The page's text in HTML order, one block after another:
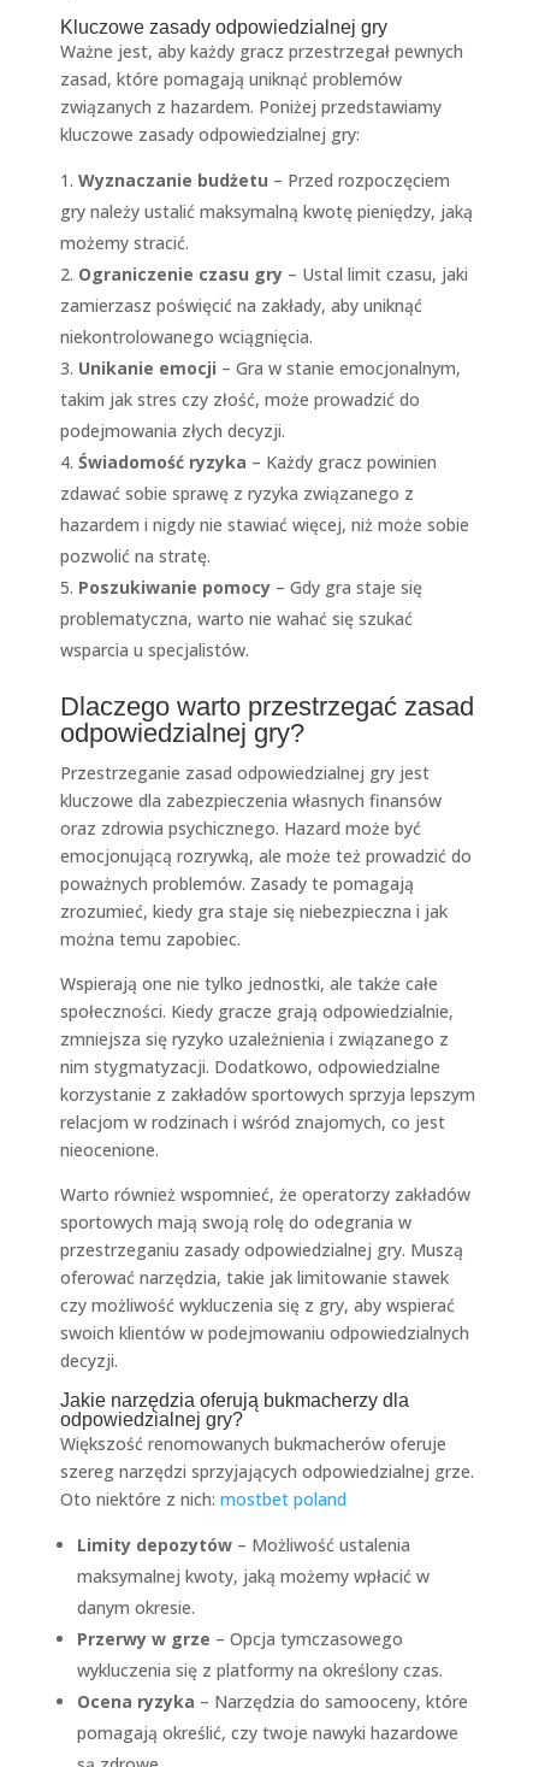
Kluczowe zasady odpowiedzialnej gry
Ważne jest, aby każdy gracz przestrzegał pewnych
zasad, które pomagają uniknąć problemów
związanych z hazardem. Poniżej przedstawiamy
kluczowe zasady odpowiedzialnej gry:
Wyznaczanie budżetu – Przed rozpoczęciem
gry należy ustalić maksymalną kwotę pieniędzy, jaką
możemy stracić.
Ograniczenie czasu gry– Ustal limit czasu, jaki
zamierzasz poświęcić na zakłady, aby uniknąć
niekontrolowanego wciągnięcia.
Unikanie emocji – Gra w stanie emocjonalnym,
takim jak stres czy złość, może prowadzić do
podejmowania złych decyzji.
Świadomość ryzyka – Każdy gracz powinien
zdawać sobie sprawę z ryzyka związanego z
hazardem i nigdy nie stawiać więcej, niż może sobie
pozwolić na stratę.
Poszukiwanie pomocy– Gdy gra staje się
problematyczna, warto nie wahać się szukać
wsparcia u specjalistów.
Dlaczego warto przestrzegać zasad
odpowiedzialnej gry?
Przestrzeganie zasad odpowiedzialnej gry jest
kluczowe dla zabezpieczenia własnych finansów
oraz zdrowia psychicznego. Hazard może być
emocjonującą rozrywką, ale może też prowadzić do
poważnych problemów. Zasady te pomagają
zrozumieć, kiedy gra staje się niebezpieczna i jak
można temu zapobiec.
Wspierają one nie tylko jednostki, ale także całe
społeczności. Kiedy gracze grają odpowiedzialnie,
zmniejsza się ryzyko uzależnienia i związanego z
nim stygmatyzacji. Dodatkowo, odpowiedzialne
korzystanie z zakładów sportowych sprzyja lepszym
relacjom w rodzinach i wśród znajomych, co jest
nieocenione.
Warto również wspomnieć, że operatorzy zakładów
sportowych mają swoją rolę do odegrania w
przestrzeganiu zasady odpowiedzialnej gry. Muszą
oferować narzędzia, takie jak limitowanie stawek
czy możliwość wykluczenia się z gry, aby wspierać
swoich klientów w podejmowaniu odpowiedzialnych
decyzji.
Jakie narzędzia oferują bukmacherzy dla
odpowiedzialnej gry?
Większość renomowanych bukmacherów oferuje
szereg narzędzi sprzyjających odpowiedzialnej grze.
Oto niektóre z nich: mostbet poland
Limity depozytów– Możliwość ustalenia
maksymalnej kwoty, jaką możemy wpłacić w
danym okresie.
Przerwy w grze – Opcja tymczasowego
wykluczenia się z platformy na określony czas.
Ocena ryzyka – Narzędzia do samooceny, które
pomagają określić, czy twoje nawyki hazardowe